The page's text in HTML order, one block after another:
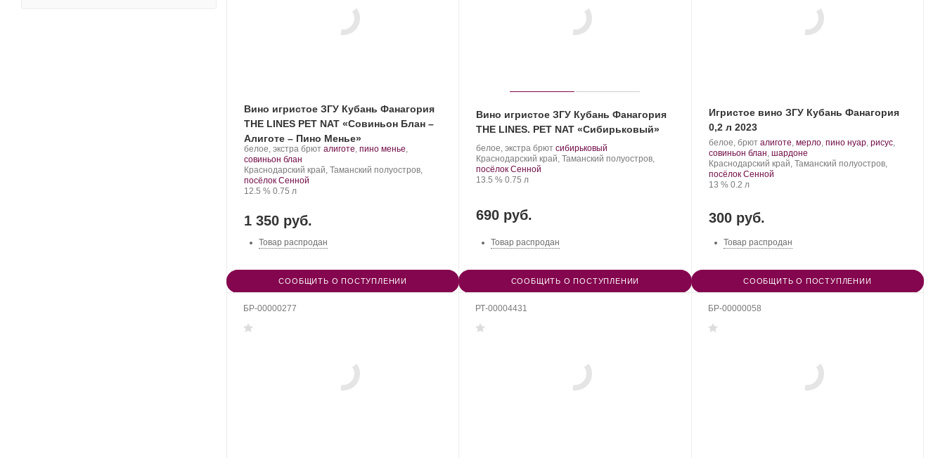
Вино игристое ЗГУ Кубань Фанагория
THE LINES PET NAT «Совиньон Блан –
Алиготе – Пино Менье»
Производитель:
Фанагория.
белое, экстра брют .
винограда:
алиготе, пино менье,
совиньон блан
Регион:
Краснодарский край, Таманский полуостров,
посёлок Сенной
Крепость
12.5 %. Объем
0.75 л
1 350 руб.
Товар распродан
СООБЩИТЬ О ПОСТУПЛЕНИИ
Вино игристое ЗГУ Кубань Фанагория
THE LINES. PET NAT «Сибирьковый»
Производитель:
Фанагория.
белое, экстра брют .
Сорт
сибирьковый
Регион:
Краснодарский край, Таманский полуостров,
посёлок Сенной
Крепость
13.5 %. Объем
0.75 л
690 руб.
Товар распродан
СООБЩИТЬ О ПОСТУПЛЕНИИ
Игристое вино ЗГУ Кубань Фанагория
0,2 л 2023
Производитель:
Фанагория.
белое, брют .
Сорт
винограда:
алиготе, мерло, пино нуар, рисус,
совиньон блан, шардоне.
Регион:
Краснодарский край, Таманский полуостров,
посёлок Сенной
Крепость
13 %. Объем
0.2 л
300 руб.
Товар распродан
СООБЩИТЬ О ПОСТУПЛЕНИИ
БР-00000277 РТ-00004431 БР-00000058